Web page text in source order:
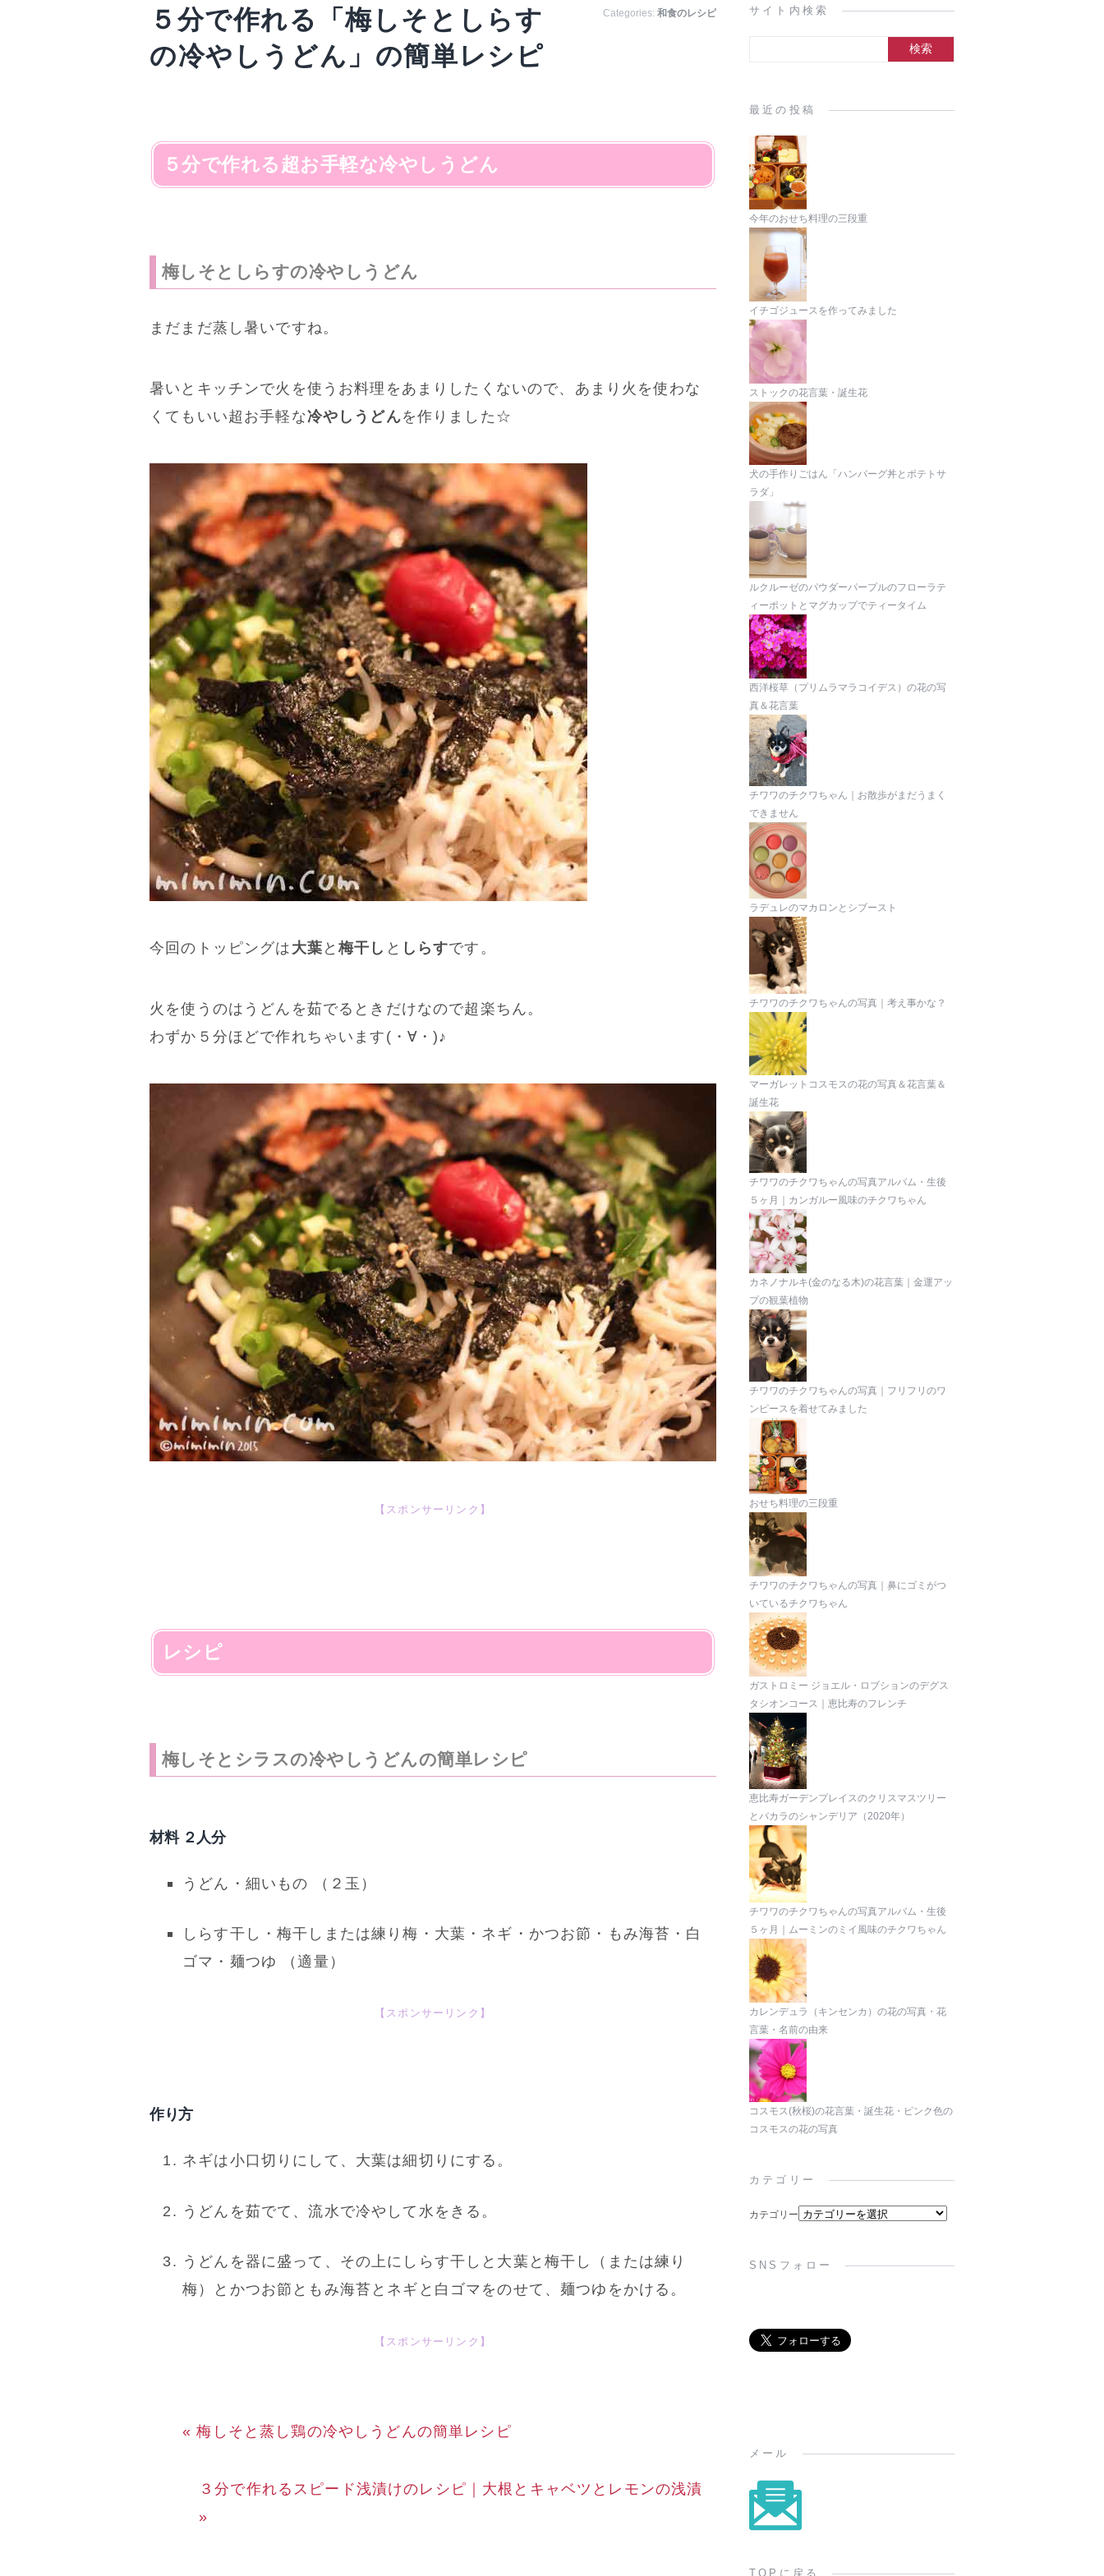
５分で作れる「梅しそとしらす
の冷やしうどん」の簡単レシピ
Categories: 和食のレシピ
５分で作れる超お手軽な冷やしうどん
梅しそとしらすの冷やしうどん
まだまだ蒸し暑いですね。
暑いとキッチンで火を使うお料理をあまりしたくないので、あまり火を使わな
くてもいい超お手軽な冷やしうどんを作りました☆
今回のトッピングは大葉と梅干し と しらすです。
火を使うのはうどんを茹でるときだけなので超楽ちん。
わずか５分ほどで作れちゃいます(・∀・)♪
【スポンサーリンク】
レシピ
梅しそとシラスの冷やしうどんの簡単レシピ
材料 ２人分
うどん・細いもの （２玉）
しらす干し・梅干しまたは練り梅・大葉・ネギ・かつお節・もみ海苔・白
ゴマ・麺つゆ （適量）
【スポンサーリンク】
作り方
ネギは小口切りにして、大葉は細切りにする。
うどんを茹でて、流水で冷やして水をきる。
うどんを器に盛って、その上にしらす干しと大葉と梅干し（または練り
梅）とかつお節ともみ海苔とネギと白ゴマをのせて、麺つゆをかける。
【スポンサーリンク】
« 梅しそと蒸し鶏の冷やしうどんの簡単レシピ
３分で作れるスピード浅漬けのレシピ｜大根とキャベツとレモンの浅漬
»
サイト内検索
最近の投稿
今年のおせち料理の三段重
イチゴジュースを作ってみました
ストックの花言葉・誕生花
犬の手作りごはん「ハンバーグ丼とポテトサ
ラダ」
ルクルーゼのパウダーパープルのフローラテ
ィーポットとマグカップでティータイム
西洋桜草（プリムラマラコイデス）の花の写
真＆花言葉
チワワのチクワちゃん｜お散歩がまだうまく
できません
ラデュレのマカロンとシブースト
チワワのチクワちゃんの写真｜考え事かな？
マーガレットコスモスの花の写真＆花言葉＆
誕生花
チワワのチクワちゃんの写真アルバム・生後
５ヶ月｜カンガルー風味のチクワちゃん
カネノナルキ(金のなる木)の花言葉｜金運アッ
プの観葉植物
チワワのチクワちゃんの写真｜フリフリのワ
ンピースを着せてみました
おせち料理の三段重
チワワのチクワちゃんの写真｜鼻にゴミがつ
いているチクワちゃん
ガストロミー ジョエル・ロブションのデグス
タシオンコース｜恵比寿のフレンチ
恵比寿ガーデンプレイスのクリスマスツリー
とバカラのシャンデリア（2020年）
チワワのチクワちゃんの写真アルバム・生後
５ヶ月｜ムーミンのミイ風味のチクワちゃん
カレンデュラ（キンセンカ）の花の写真・花
言葉・名前の由来
コスモス(秋桜)の花言葉・誕生花・ピンク色の
コスモスの花の写真
カテゴリー
カテゴリー
SNSフォロー
メール
TOPに戻る